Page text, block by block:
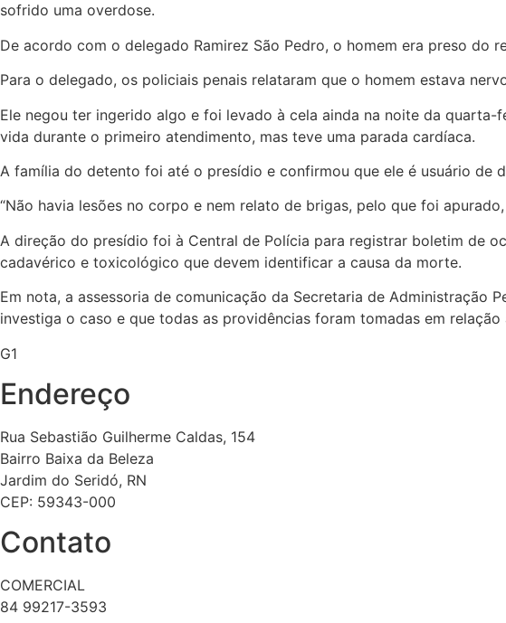
sofrido uma overdose.
De acordo com o delegado Ramirez São Pedro, o homem era preso
Para o delegado, os policiais penais relataram que o homem estava
Ele negou ter ingerido algo e foi levado à cela ainda na noite da
vida durante o primeiro atendimento, mas teve uma parada cardíaca.
A família do detento foi até o presídio e confirmou que ele é usuário de
“Não havia lesões no corpo e nem relato de brigas, pelo que foi
A direção do presídio foi à Central de Polícia para registrar boletim de
cadavérico e toxicológico que devem identificar a causa da morte.
Em nota, a assessoria de comunicação da Secretaria de Administração
investiga o caso e que todas as providências foram tomadas em relação
G1
Endereço
Rua Sebastião Guilherme Caldas, 154
Bairro Baixa da Beleza
Jardim do Seridó, RN
CEP: 59343-000
Contato
COMERCIAL
84 99217-3593